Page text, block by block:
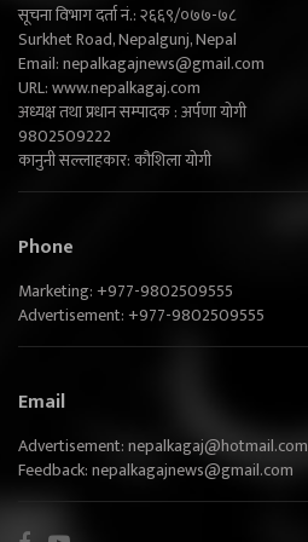
सूचना विभाग दर्ता नं.: २६६९/०७७-७८
Surkhet Road, Nepalgunj, Nepal
Email:nepalkagajnews@gmail.com
URL: www.nepalkagaj.com
अध्यक्ष तथा प्रधान सम्पादक : अर्पणा योगी
9802509222
कानुनी सल्लाहकार: कौशिला योगी
Phone
Marketing: +977-9802509555
Advertisement: +977-9802509555
Email
Advertisement:nepalkagaj@hotmail.com
Feedback:nepalkagajnews@gmail.com